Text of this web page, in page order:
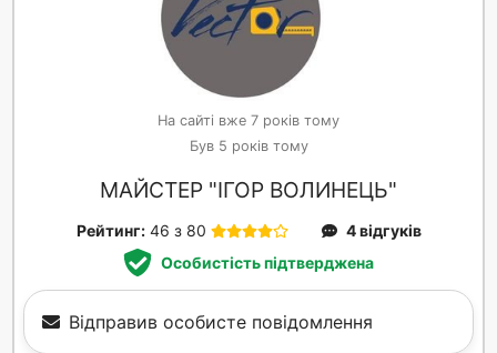
На сайті вже 7 років тому
Був 5 років тому
МАЙСТЕР "ІГОР ВОЛИНЕЦЬ"
Рейтинг: 46 з 80
4 відгуків
Особистість підтверджена
Відправив особисте повідомлення